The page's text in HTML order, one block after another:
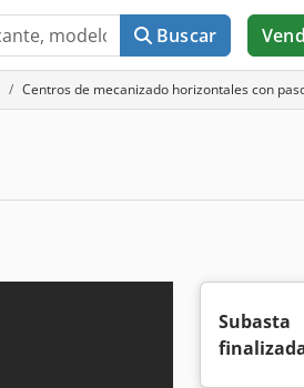
Buscar
Centros de mecanizado horizontales con
Subasta